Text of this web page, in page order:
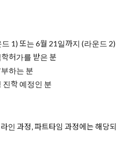
1) 또는 6월 21일까지 (라운드 2)
허가를 받은 분
하는 분
진학 예정인 분
인 과정, 파트타임 과정에는 해당되